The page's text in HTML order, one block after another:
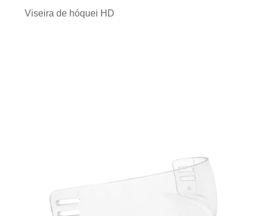
Viseira de hóquei HD